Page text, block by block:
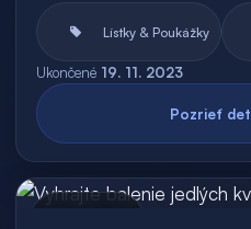
Lístky & Poukážky
Ukončené 19. 11. 2023
Pozrieť